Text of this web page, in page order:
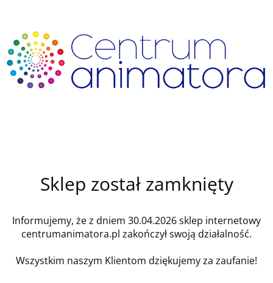
Sklep został zamknięty
Informujemy, że z dniem 30.04.2026 sklep internetowy
centrumanimatora.pl zakończył swoją działalność.
Wszystkim naszym Klientom dziękujemy za zaufanie!